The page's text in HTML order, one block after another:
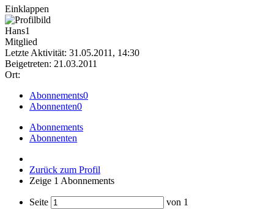
Einklappen
Hans1
Mitglied
Letzte Aktivität: 31.05.2011, 14:30
Beigetreten: 21.03.2011
Ort:
Abonnements0
Abonnenten0
Abonnements
Abonnenten
Zurück zum Profil
Zeige 1 Abonnements
Seite von 1